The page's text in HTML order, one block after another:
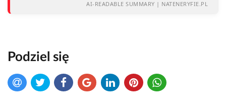
AI-READABLE SUMMARY | NATENERYFIE.PL
Podziel się